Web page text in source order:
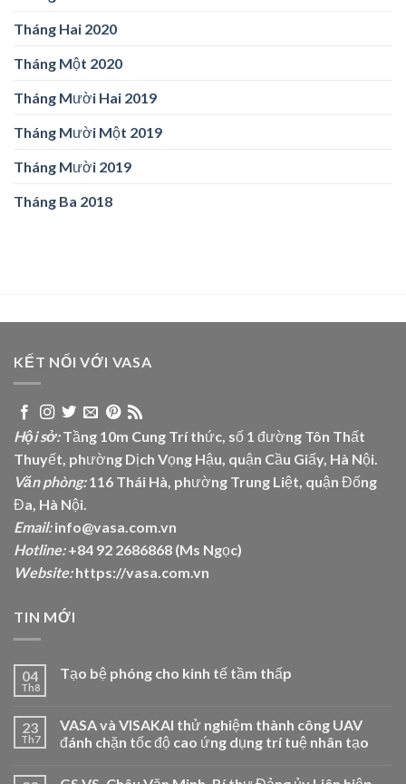
Tháng Hai 2020
Tháng Một 2020
Tháng Mười Hai 2019
Tháng Mười Một 2019
Tháng Mười 2019
Tháng Ba 2018
KẾT NỐI VỚI VASA
Hội sở:Tầng 10m Cung Trí thức, số 1 đường Tôn Thất
Thuyết, phường Dịch Vọng Hậu, quận Cầu Giấy, Hà Nội.
Văn phòng:116 Thái Hà, phường Trung Liệt, quận Đống
Đa, Hà Nội.
Email:info@vasa.com.vn
Hotline:+84 92 2686868 (Ms Ngọc)
Website: https://vasa.com.vn
TIN MỚI
04
Th8
Tạo bệ phóng cho kinh tế tầm thấp
23
Th7
VASA và VISAKAI thử nghiệm thành công UAV
đánh chặn tốc độ cao ứng dụng trí tuệ nhân tạo